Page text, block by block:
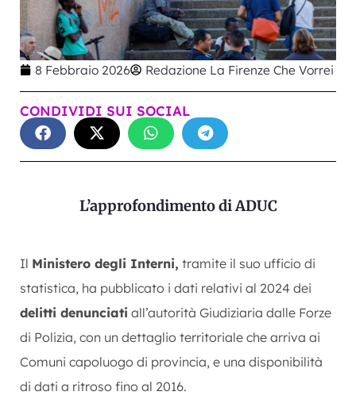
8 Febbraio 2026 Redazione La Firenze Che Vorrei
CONDIVIDI SUI SOCIAL
L’approfondimento di ADUC
Il Ministero degli Interni, tramite il suo ufficio di
statistica, ha pubblicato i dati relativi al 2024 dei
delitti denunciati all’autorità Giudiziaria dalle Forze
di Polizia, con un dettaglio territoriale che arriva ai
Comuni capoluogo di provincia, e una disponibilità
di dati a ritroso fino al 2016.